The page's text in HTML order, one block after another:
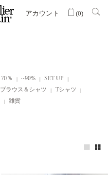
アカウント (0)
70％ ~90%
SET-UP
ブラウス＆シャツ
Tシャツ
雑貨